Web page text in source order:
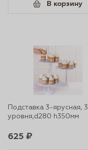
В корзину
Подставка 3-ярусная, 3
уровня,d280 h350мм
625 ₽